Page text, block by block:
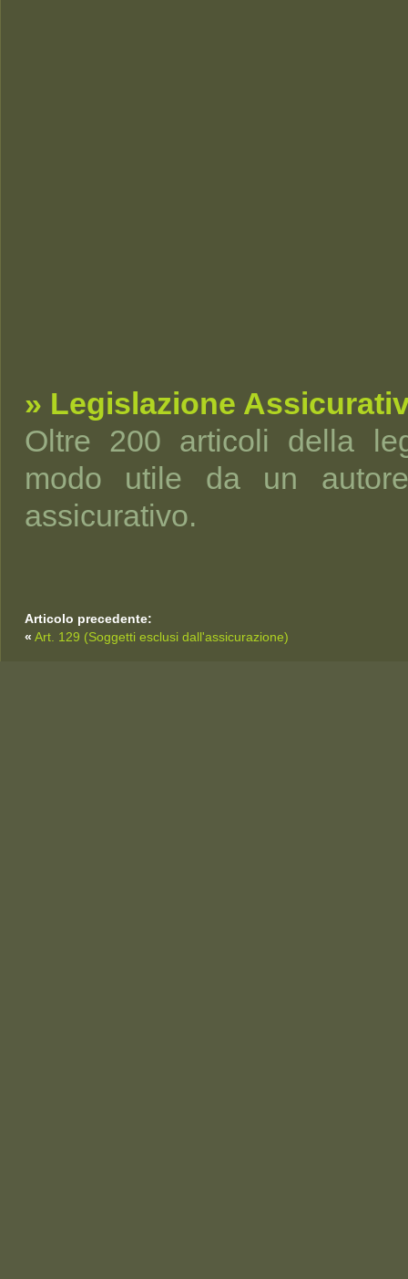
» Legislazione
Oltre 200 articoli della
modo utile da un
assicurativo.
Articolo precedente:
« Art. 129 (Soggetti esclusi dall'assicurazione)